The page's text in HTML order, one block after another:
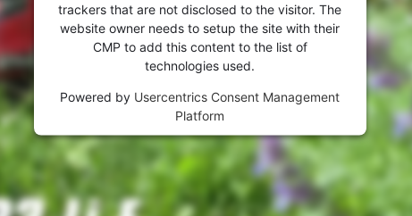
trackers that are not disclosed to the visitor. The
website owner needs to setup the site with their
CMP to add this content to the list of
technologies used.
Powered by Usercentrics Consent Management
Platform